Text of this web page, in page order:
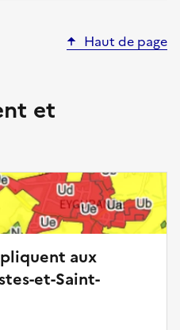
Haut de page
et
aux
et-Saint-